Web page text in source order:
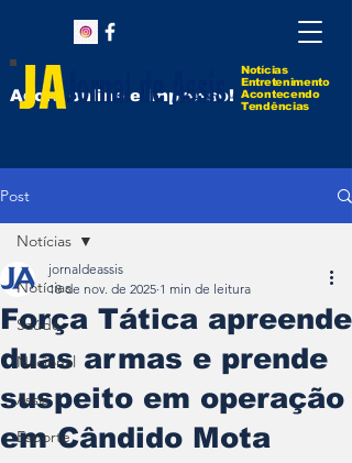
Notícias
Entretenimento
Acontecendo
Tendências
Agora online e impresso!
Post
Notícias
Saúde
Nacional
Assis
Esporte
Notícias
Força Tática apreende
duas armas e prende
suspeito em operação
em Cândido Mota
jornaldeassis
18 de nov. de 2025 1 min de leitura